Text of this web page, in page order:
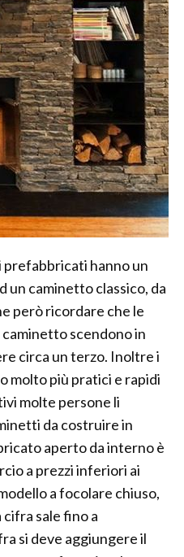
prefabbricati hanno un
un caminetto classico, da
però ricordare che le
scendono in
circa un terzo. Inoltre i
molto più pratici e rapidi
molte persone li
da costruire in
aperto da interno è
a prezzi inferiori ai
a focolare chiuso,
sale fino a
si deve aggiungere il